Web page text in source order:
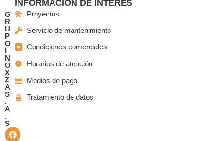
G
R
U
P
O
I
N
O
X
Z
A
S
.
A
.
S
INFORMACIÓN DE INTERÉS
Proyectos
Servicio de mantenimiento
Condiciones comerciales
Horarios de atención
Medios de pago
Tratamiento de datos